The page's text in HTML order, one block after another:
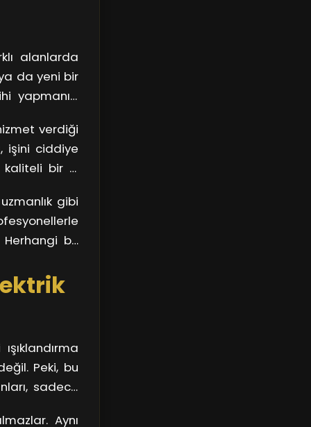
alanlarda
ya da yeni bir
yapmanızı
sizin
verdiği
işini ciddiye
kaliteli bir iş
gibi
Herhangi bir
Peki, bu
sadece
Aynı